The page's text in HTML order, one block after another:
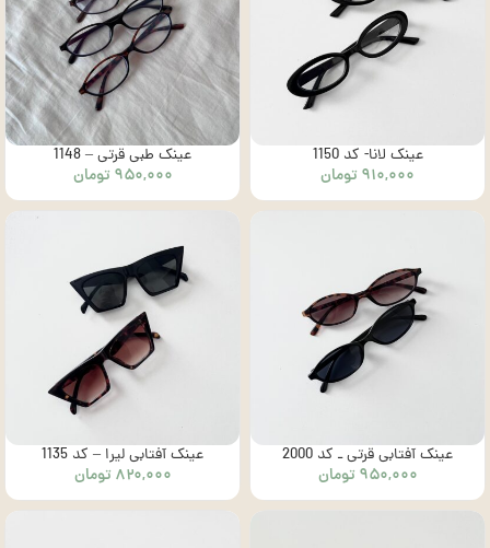
عینک لانا- کد 1150
۹۱۰,۰۰۰ تومان
عینک طبی قرتی – 1148
۹۵۰,۰۰۰ تومان
عینک آفتابی قرتی ـ کد 2000
۹۵۰,۰۰۰ تومان
عینک آفتابی لیرا – کد 1135
۸۲۰,۰۰۰ تومان